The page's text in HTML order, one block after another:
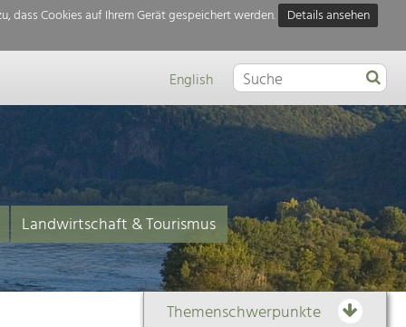
dass Cookies auf Ihrem Gerät gespeichert werden.
Details ansehen
English
Landwirtschaft & Tourismus
Themenschwerpunkte